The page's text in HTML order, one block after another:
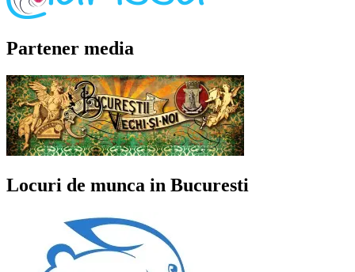
Partener media
Locuri de munca in Bucuresti